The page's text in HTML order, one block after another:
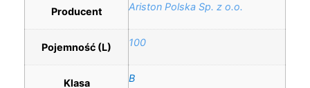
Producent Ariston Polska Sp. z o.o.
Pojemność (L) 100
Klasa
B